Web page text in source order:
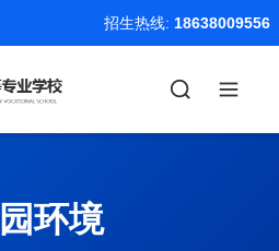
招生热线: 18638009556
环境